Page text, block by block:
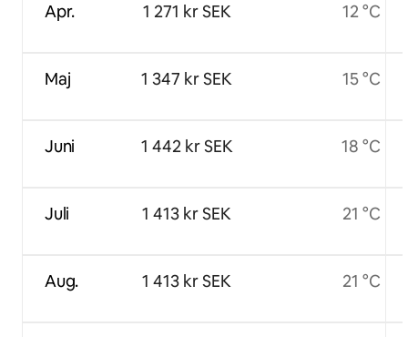
Apr.
Maj
Juni
Juli
Aug.
1 271 kr SEK
1 347 kr SEK
1 442 kr SEK
1 413 kr SEK
1 413 kr SEK
12 °C
15 °C
18 °C
21 °C
21 °C